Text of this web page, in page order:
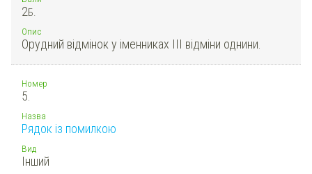
2Б.
Опис
Орудний відмінок у іменниках ІІІ відміни однини.
Номер
5.
Назва
Рядок із помилкою
Вид
Інший